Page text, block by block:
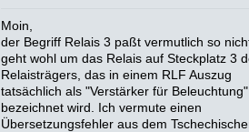
Moin,
der Begriff Relais 3 paßt vermutlich so
geht wohl um das Relais auf Steckplatz 3
Relaisträgers, das in einem RLF Auszug
tatsächlich als "Verstärker für Beleuchtung"
bezeichnet wird. Ich vermute einen
Übersetzungsfehler aus dem